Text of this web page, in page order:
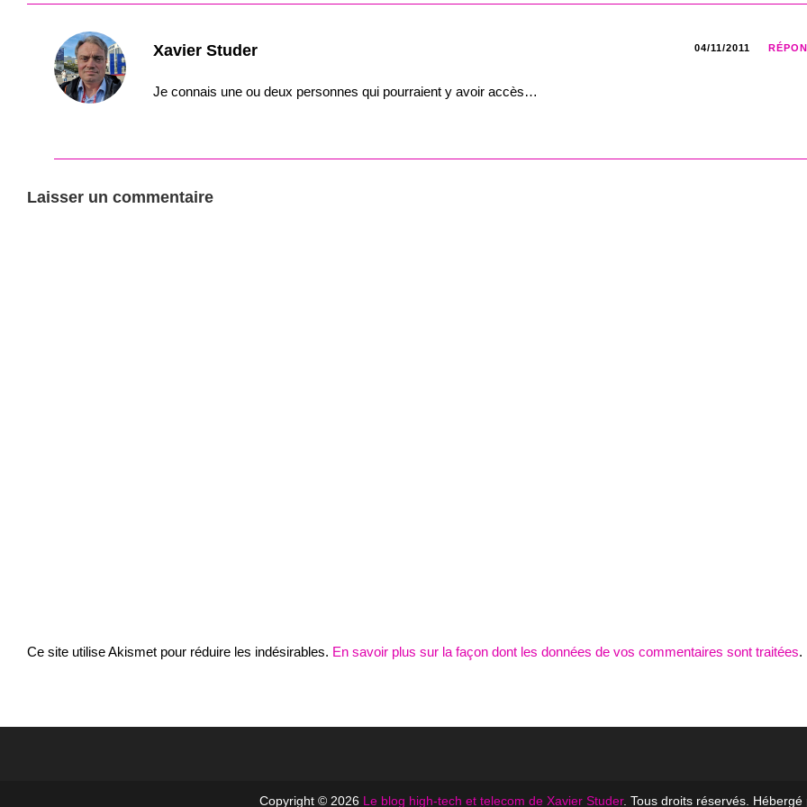
Xavier Studer 04/11/2011
Je connais une ou deux personnes qui pourraient y avoir accès…
Laisser un commentaire
Ce site utilise Akismet pour réduire les indésirables. En savoir plus sur la façon dont les données de vos commentaires sont traitées.
Copyright © 2026 Le blog high-tech et telecom de Xavier Studer. Tous droits réservés.